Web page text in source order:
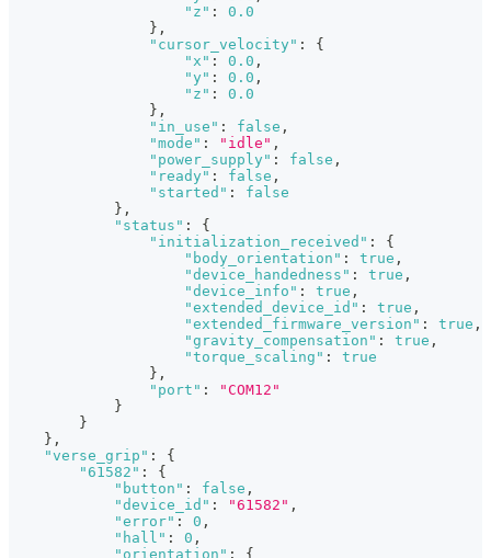
"z" :
0.0
} ,
"cursor_velocity" :
{
"x" : 0.0 ,
"y" : 0.0 ,
"z" :
0.0
} ,
"in_use" : false ,
"mode" : "idle" ,
"power_supply" : false ,
"ready" : false ,
"started" :
false
} ,
"status" :
{
"initialization_received" :
{
"body_orientation" : true ,
"device_handedness" : true ,
"device_info" : true ,
"extended_device_id" : true ,
"extended_firmware_version" : true ,
"gravity_compensation" : true ,
"torque_scaling" :
true
} ,
"port" :
"COM12"
}
}
} ,
"verse_grip" :
{
"61582" :
{
"button" : false ,
"device_id" : "61582" ,
"error" : 0 ,
"hall" : 0 ,
"orientation" :
{